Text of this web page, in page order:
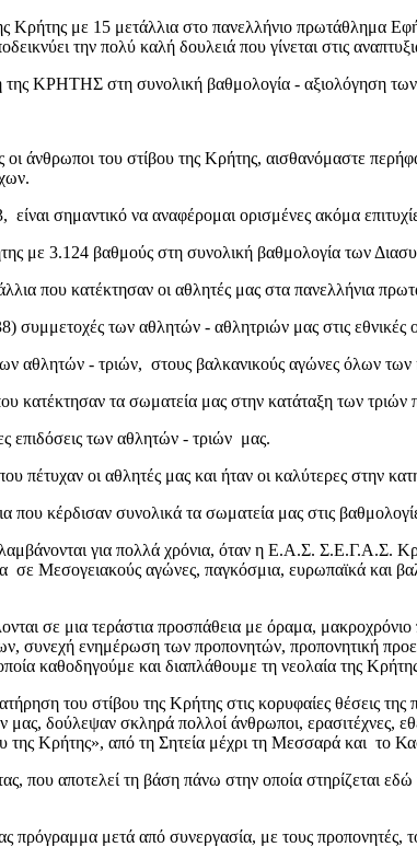
με 15 μετάλλια στο πανελλήνιο πρωτάθλημα
την πολύ καλή δουλειά που γίνεται στις
ΚΡΗΤΗΣ στη συνολική βαθμολογία - αξιολόγηση
οι άνθρωποι του στίβου της Κρήτης, αισθανόμαστε
σημαντικό να αναφέρομαι ορισμένες ακόμα
με 3.124 βαθμούς στη συνολική βαθμολογία των
που κατέκτησαν οι αθλητές μας στα πανελλήνια
των αθλητών - αθλητριών μας στις εθνικές
αθλητών - τριών, στους βαλκανικούς αγώνες όλων των
κατέκτησαν τα σωματεία μας στην κατάταξη των
επιδόσεις των αθλητών - τριών μας.
πέτυχαν οι αθλητές μας και ήταν οι καλύτερες στην
που κέρδισαν συνολικά τα σωματεία μας στις
για πολλά χρόνια, όταν η Ε.Α.Σ. Σ.Ε.Γ.Α.Σ.
σε Μεσογειακούς αγώνες, παγκόσμια, ευρωπαϊκά και
σε μια τεράστια προσπάθεια με όραμα,
συνεχή ενημέρωση των προπονητών, προπονητική
καθοδηγούμε και διαπλάθουμε τη νεολαία της
του στίβου της Κρήτης στις κορυφαίες θέσεις
μας, δούλεψαν σκληρά πολλοί άνθρωποι, ερασιτέχνες,
της Κρήτης», από τη Σητεία μέχρι τη Μεσσαρά και το
που αποτελεί τη βάση πάνω στην οποία στηρίζεται
πρόγραμμα μετά από συνεργασία, με τους